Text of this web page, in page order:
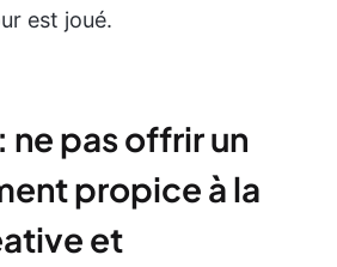
est joué.
ne pas offrir un
propice à la
et